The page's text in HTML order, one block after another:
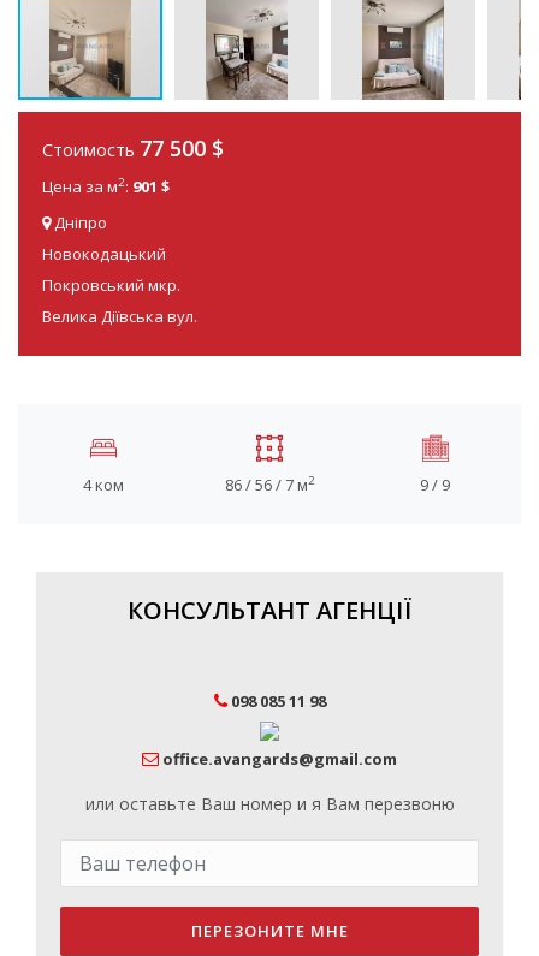
Стоимость 77 500 $
Цена за м2: 901 $
Дніпро
Новокодацький
Покровський мкр.
Велика Діївська вул.
4 ком 86 / 56 / 7 м2 9 / 9
КОНСУЛЬТАНТ АГЕНЦІЇ
098 085 11 98
office.avangards@gmail.com
или оставьте Ваш номер и я Вам перезвоню
ПЕРЕЗОНИТЕ МНЕ